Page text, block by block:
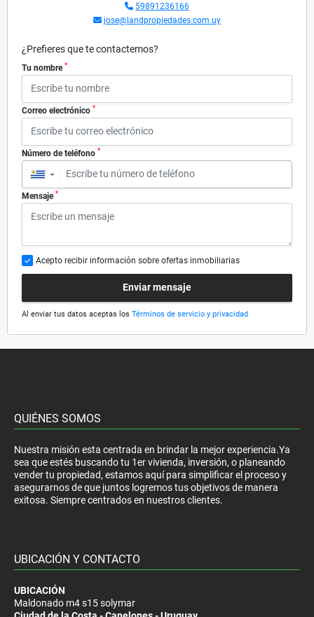
59891236166
jose@landpropiedades.com.uy
¿Prefieres que te contactemos?
Tu nombre *
Correo electrónico *
Número de teléfono *
▼
Mensaje *
Acepto recibir información sobre ofertas inmobiliarias
Enviar mensaje
Al enviar tus datos aceptas los Términos de servicio y privacidad
QUIÉNES SOMOS
Nuestra misión esta centrada en brindar la mejor experiencia.Ya
sea que estés buscando tu 1er vivienda, inversión, o planeando
vender tu propiedad, estamos aquí para simplificar el proceso y
asegurarnos de que juntos logremos tus objetivos de manera
exitosa. Siempre centrados en nuestros clientes.
UBICACIÓN Y CONTACTO
UBICACIÓN
Maldonado m4 s15 solymar